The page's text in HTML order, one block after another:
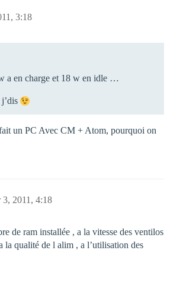
3:18
a en charge et 18 w en idle …
un PC Avec CM + Atom, pourquoi on
3, 2011, 4:18
de ram installée , a la vitesse des ventilos
la qualité de l alim , a l’utilisation des